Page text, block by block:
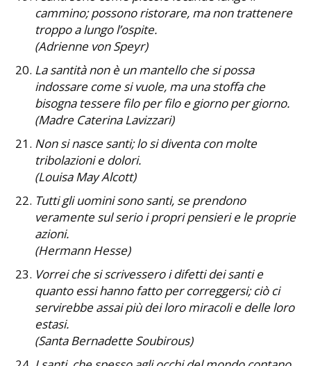
cammino; possono ristorare, ma non trattenere
troppo a lungo l’ospite.
(Adrienne von Speyr)
La santità non è un mantello che si possa
indossare come si vuole, ma una stoffa che
bisogna tessere filo per filo e giorno per giorno.
(Madre Caterina Lavizzari)
Non si nasce santi; lo si diventa con molte
tribolazioni e dolori.
(Louisa May Alcott)
Tutti gli uomini sono santi, se prendono
veramente sul serio i propri pensieri e le proprie
azioni.
(Hermann Hesse)
Vorrei che si scrivessero i difetti dei santi e
quanto essi hanno fatto per correggersi; ciò ci
servirebbe assai più dei loro miracoli e delle loro
estasi.
(Santa Bernadette Soubirous)